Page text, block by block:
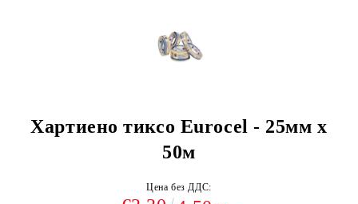
Хартиено тиксо Eurocel - 25мм x
50м
Цена без ДДС: